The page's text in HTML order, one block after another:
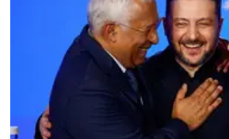
dvojica:
„Ukrajinizovaný“
Macron
nemá
budúcnosť